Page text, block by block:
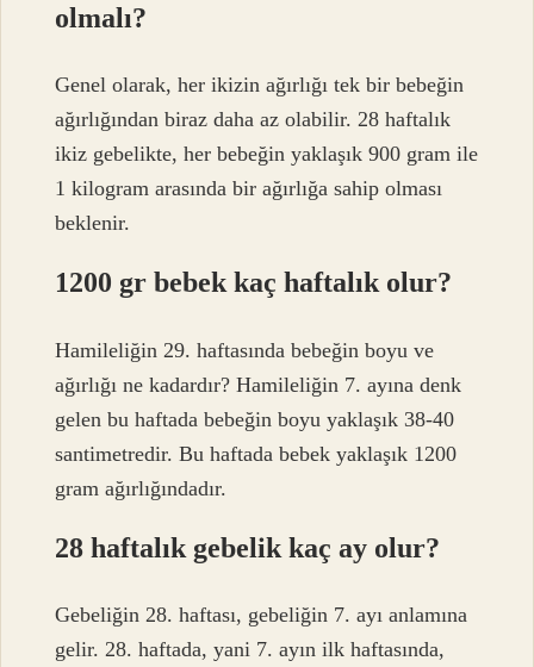
olmalı?
Genel olarak, her ikizin ağırlığı tek bir bebeğin
ağırlığından biraz daha az olabilir. 28 haftalık
ikiz gebelikte, her bebeğin yaklaşık 900 gram ile
1 kilogram arasında bir ağırlığa sahip olması
beklenir.
1200 gr bebek kaç haftalık olur?
Hamileliğin 29. haftasında bebeğin boyu ve
ağırlığı ne kadardır? Hamileliğin 7. ayına denk
gelen bu haftada bebeğin boyu yaklaşık 38-40
santimetredir. Bu haftada bebek yaklaşık 1200
gram ağırlığındadır.
28 haftalık gebelik kaç ay olur?
Gebeliğin 28. haftası, gebeliğin 7. ayı anlamına
gelir. 28. haftada, yani 7. ayın ilk haftasında,